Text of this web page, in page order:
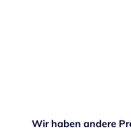
Wir haben andere